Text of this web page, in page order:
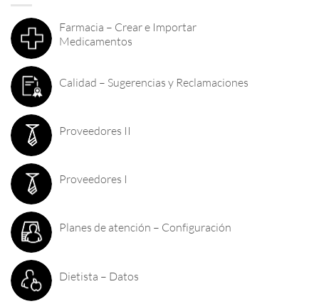
Farmacia – Crear e Importar
Medicamentos
Calidad – Sugerencias y Reclamaciones
Proveedores II
Proveedores I
Planes de atención – Configuración
Dietista – Datos